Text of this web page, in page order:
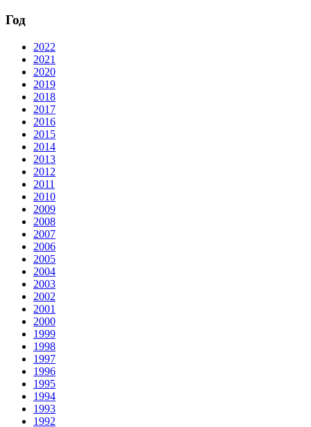
Год
2022
2021
2020
2019
2018
2017
2016
2015
2014
2013
2012
2011
2010
2009
2008
2007
2006
2005
2004
2003
2002
2001
2000
1999
1998
1997
1996
1995
1994
1993
1992